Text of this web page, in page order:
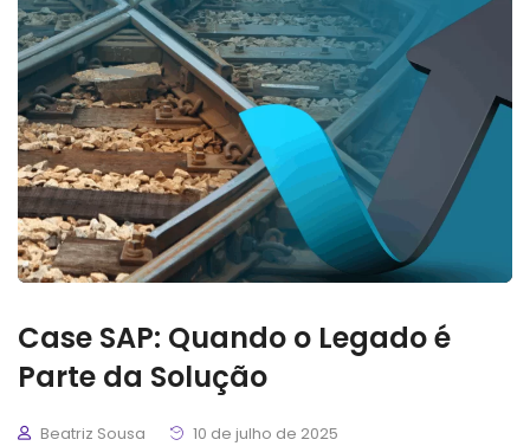
Case SAP: Quando o Legado é
Parte da Solução
Beatriz Sousa
10 de julho de 2025